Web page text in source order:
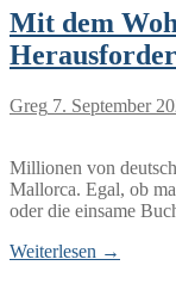
Mit dem
Greg 7. September
Millionen von
Mallorca. Egal, ob
oder die einsame
Weiterlesen →